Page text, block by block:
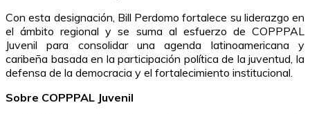
Con esta designación, Bill Perdomo fortalece su liderazgo en
el ámbito regional y se suma al esfuerzo de COPPPAL
Juvenil para consolidar una agenda latinoamericana y
caribeña basada en la participación política de la juventud, la
defensa de la democracia y el fortalecimiento institucional.
Sobre COPPPAL Juvenil